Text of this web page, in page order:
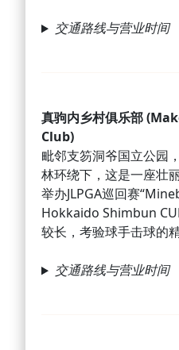
交通路线与营业时间
真驹内乡村俱乐部
Club)
毗邻支笏洞爷国立公园
林环绕下，这是一座壮
举办JLPGA巡回赛
Hokkaido Shimbun
较长，考验球手击球的精
交通路线与营业时间